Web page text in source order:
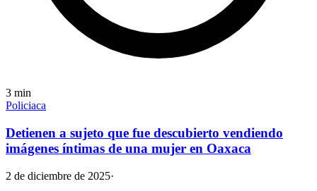
3 min
Policiaca
Detienen a sujeto que fue descubierto vendiendo
imágenes íntimas de una mujer en Oaxaca
2 de diciembre de 2025·